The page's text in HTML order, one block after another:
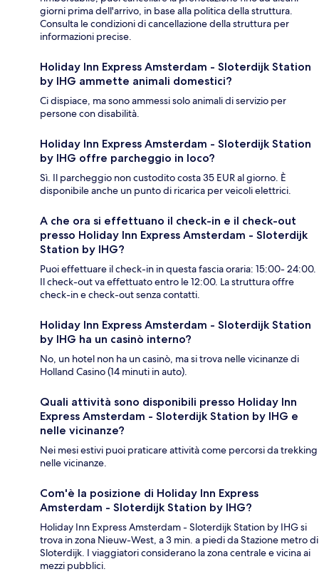
giorni prima dell'arrivo, in base alla politica della struttura.
Consulta le condizioni di cancellazione della struttura per
informazioni precise.
Holiday Inn Express Amsterdam - Sloterdijk Station
by IHG ammette animali domestici?
Ci dispiace, ma sono ammessi solo animali di servizio per
persone con disabilità.
Holiday Inn Express Amsterdam - Sloterdijk Station
by IHG offre parcheggio in loco?
Sì. Il parcheggio non custodito costa 35 EUR al giorno. È
disponibile anche un punto di ricarica per veicoli elettrici.
A che ora si effettuano il check-in e il check-out
presso Holiday Inn Express Amsterdam - Sloterdijk
Station by IHG?
Puoi effettuare il check-in in questa fascia oraria: 15:00- 24:00.
Il check-out va effettuato entro le 12:00. La struttura offre
check-in e check-out senza contatti.
Holiday Inn Express Amsterdam - Sloterdijk Station
by IHG ha un casinò interno?
No, un hotel non ha un casinò, ma si trova nelle vicinanze di
Holland Casino (14 minuti in auto).
Quali attività sono disponibili presso Holiday Inn
Express Amsterdam - Sloterdijk Station by IHG e
nelle vicinanze?
Nei mesi estivi puoi praticare attività come percorsi da trekking
nelle vicinanze.
Com'è la posizione di Holiday Inn Express
Amsterdam - Sloterdijk Station by IHG?
Holiday Inn Express Amsterdam - Sloterdijk Station by IHG si
trova in zona Nieuw-West, a 3 min. a piedi da Stazione metro di
Sloterdijk. I viaggiatori considerano la zona centrale e vicina ai
mezzi pubblici.